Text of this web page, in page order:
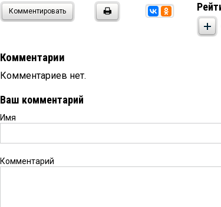
Комментировать
Комментарии
Комментариев нет.
Ваш комментарий
Имя
Комментарий